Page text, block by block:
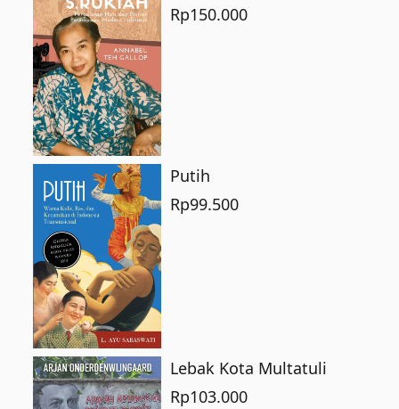
Rp150.000
Putih
Rp99.500
Lebak Kota Multatuli
Rp103.000